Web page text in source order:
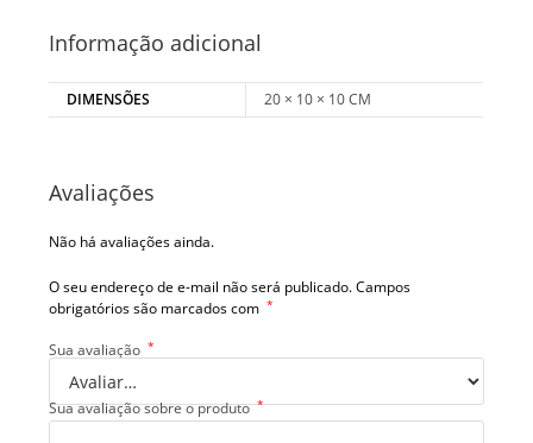
Informação adicional
DIMENSÕES 20 × 10 × 10 CM
Avaliações
Não há avaliações ainda.
O seu endereço de e-mail não será publicado.Campos
obrigatórios são marcados com *
Sua avaliação *
Sua avaliação sobre o produto *